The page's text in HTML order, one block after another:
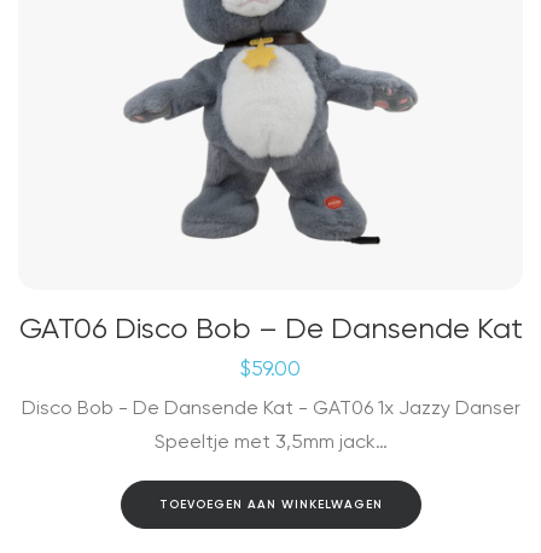
GAT06 Disco Bob – De Dansende Kat
$59.00
Disco Bob - De Dansende Kat - GAT06 1x Jazzy Danser
Speeltje met 3,5mm jack…
TOEVOEGEN AAN WINKELWAGEN